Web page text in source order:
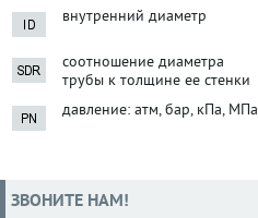
внутренний диаметр
соотношение диаметра
трубы к толщине ее стенки
давление: атм, бар, кПа, МПа
ЗВОНИТЕ НАМ!